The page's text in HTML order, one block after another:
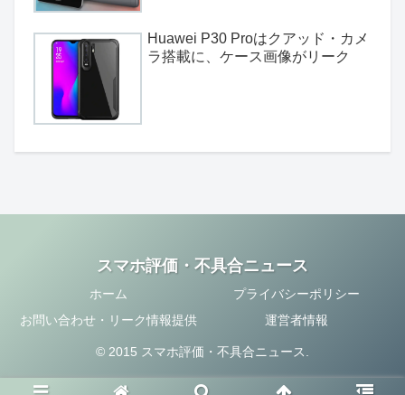
Huawei P30 Proはクアッド・カメ
ラ搭載に、ケース画像がリーク
スマホ評価・不具合ニュース
ホーム
プライバシーポリシー
お問い合わせ・リーク情報提供
運営者情報
© 2015 スマホ評価・不具合ニュース.